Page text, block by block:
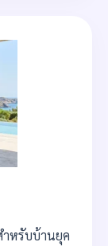
หรับบ้านยุค